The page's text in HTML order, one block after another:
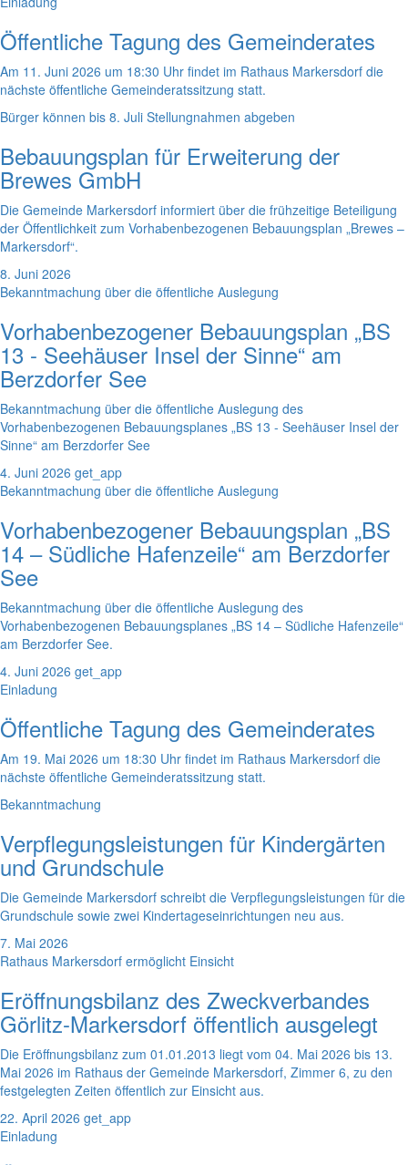
Öffentliche Tagung des Gemeinderates
Am 11. Juni 2026 um 18:30 Uhr findet im Rathaus Markersdorf die
nächste öffentliche Gemeinderatssitzung statt.
Bürger können bis 8. Juli Stellungnahmen abgeben
Bebauungsplan für Erweiterung der
Brewes GmbH
Die Gemeinde Markersdorf informiert über die frühzeitige Beteiligung
der Öffentlichkeit zum Vorhabenbezogenen Bebauungsplan „Brewes –
Markersdorf“.
8. Juni 2026
Bekanntmachung über die öffentliche Auslegung
Vorhabenbezogener Bebauungsplan „BS
13 - Seehäuser Insel der Sinne“ am
Berzdorfer See
Bekanntmachung über die öffentliche Auslegung des
Vorhabenbezogenen Bebauungsplanes „BS 13 - Seehäuser Insel der
Sinne“ am Berzdorfer See
4. Juni 2026 get_app
Bekanntmachung über die öffentliche Auslegung
Vorhabenbezogener Bebauungsplan „BS
14 – Südliche Hafenzeile“ am Berzdorfer
See
Bekanntmachung über die öffentliche Auslegung des
Vorhabenbezogenen Bebauungsplanes „BS 14 – Südliche Hafenzeile“
am Berzdorfer See.
4. Juni 2026 get_app
Einladung
Öffentliche Tagung des Gemeinderates
Am 19. Mai 2026 um 18:30 Uhr findet im Rathaus Markersdorf die
nächste öffentliche Gemeinderatssitzung statt.
Bekanntmachung
Verpflegungsleistungen für Kindergärten
und Grundschule
Die Gemeinde Markersdorf schreibt die Verpflegungsleistungen für die
Grundschule sowie zwei Kindertageseinrichtungen neu aus.
7. Mai 2026
Rathaus Markersdorf ermöglicht Einsicht
Eröffnungsbilanz des Zweckverbandes
Görlitz-Markersdorf öffentlich ausgelegt
Die Eröffnungsbilanz zum 01.01.2013 liegt vom 04. Mai 2026 bis 13.
Mai 2026 im Rathaus der Gemeinde Markersdorf, Zimmer 6, zu den
festgelegten Zeiten öffentlich zur Einsicht aus.
22. April 2026 get_app
Einladung